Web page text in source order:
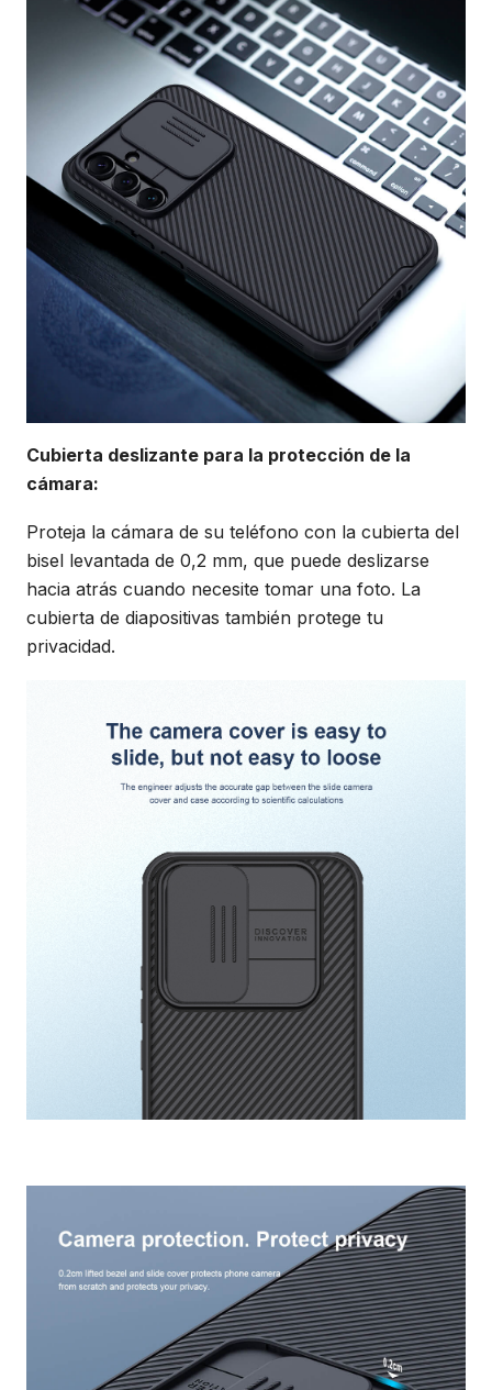
Cubierta deslizante para la protección de la
cámara:
Proteja la cámara de su teléfono con la cubierta del
bisel levantada de 0,2 mm, que puede deslizarse
hacia atrás cuando necesite tomar una foto. La
cubierta de diapositivas también protege tu
privacidad.